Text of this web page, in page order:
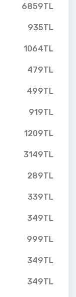
6859TL
935TL
1064TL
479TL
499TL
919TL
1209TL
3149TL
289TL
339TL
349TL
999TL
349TL
349TL